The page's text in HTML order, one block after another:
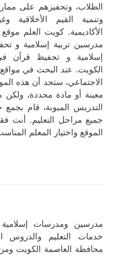
الطلاب، وتحفيزهم على
وتنمية القيم الأخلاقية
الأكاديمية. كويت العلم
مدرسين تربية إسلامية و
إسلامية و تحفيظ قرآن
الكويت. عند البحث في
الاجتماعي، ستجد أن هذه
معينة أو مادة محددة، ولكن
التدريس المبوبة، قام
جميع مراحل التعليم. أنت
الموقع واختيار المعلم
مدرسين ومدرسات
خدمات التعليم
محافظة العاصمة الكويت